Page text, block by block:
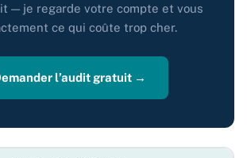
— je regarde votre compte et vous
ce qui coûte trop cher.
l’audit gratuit →